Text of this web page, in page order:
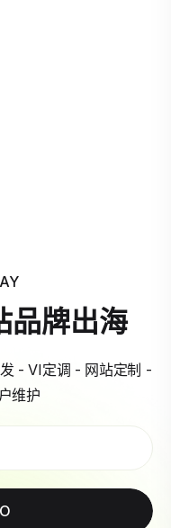
品牌出海
- VI定调 - 网站定制 -
维护